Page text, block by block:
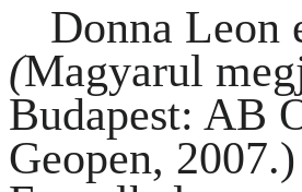
Donna Leon
(Magyarul
Budapest: AB
Geopen, 2007.)